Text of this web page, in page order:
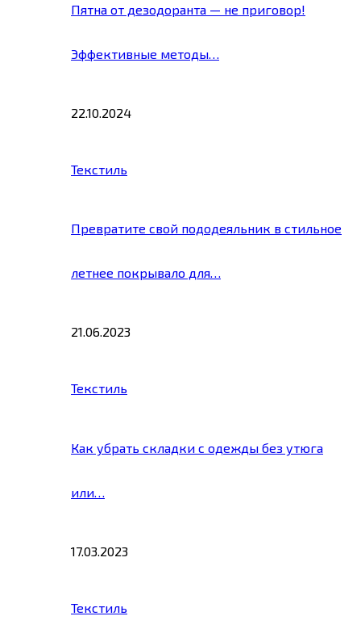
Пятна от дезодоранта — не приговор!
Эффективные методы…
22.10.2024
Текстиль
Превратите свой пододеяльник в стильное
летнее покрывало для…
21.06.2023
Текстиль
Как убрать складки с одежды без утюга
или…
17.03.2023
Текстиль